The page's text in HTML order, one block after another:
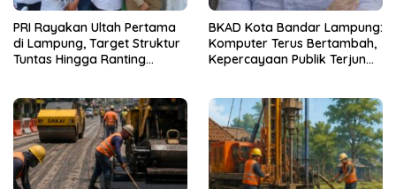
PRI Rayakan Ultah Pertama
di Lampung, Target Struktur
Tuntas Hingga Ranting
BKAD Kota Bandar Lampung:
Komputer Terus Bertambah,
Kepercayaan Publik Terjun